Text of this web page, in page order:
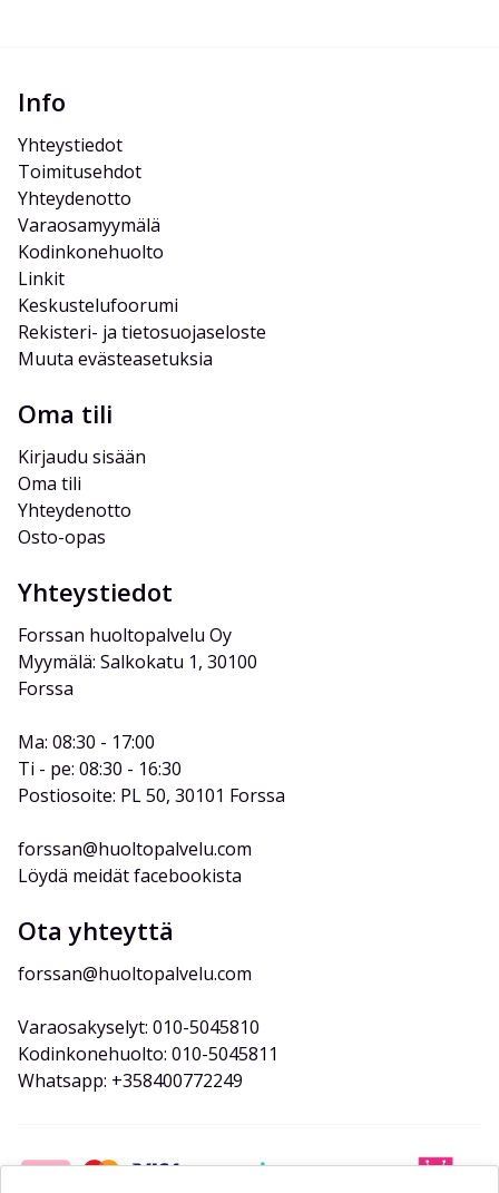
Info
Yhteystiedot
Toimitusehdot
Yhteydenotto
Varaosamyymälä
Kodinkonehuolto
Linkit
Keskustelufoorumi
Rekisteri- ja tietosuojaseloste
Muuta evästeasetuksia
Oma tili
Kirjaudu sisään
Oma tili
Yhteydenotto
Osto-opas
Yhteystiedot
Forssan huoltopalvelu Oy
Myymälä: Salkokatu 1, 30100
Forssa
Ma: 08:30 - 17:00
Ti - pe: 08:30 - 16:30
Postiosoite: PL 50, 30101 Forssa
forssan@huoltopalvelu.com
Löydä meidät facebookista
Ota yhteyttä
forssan@huoltopalvelu.com
Varaosakyselyt: 010-5045810
Kodinkonehuolto: 010-5045811
Whatsapp: +358400772249